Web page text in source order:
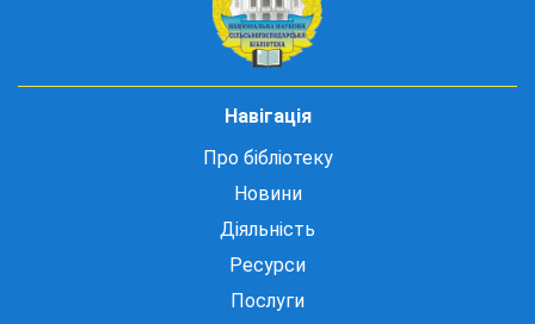
Навігація
Про бібліотеку
Новини
Діяльність
Ресурси
Послуги